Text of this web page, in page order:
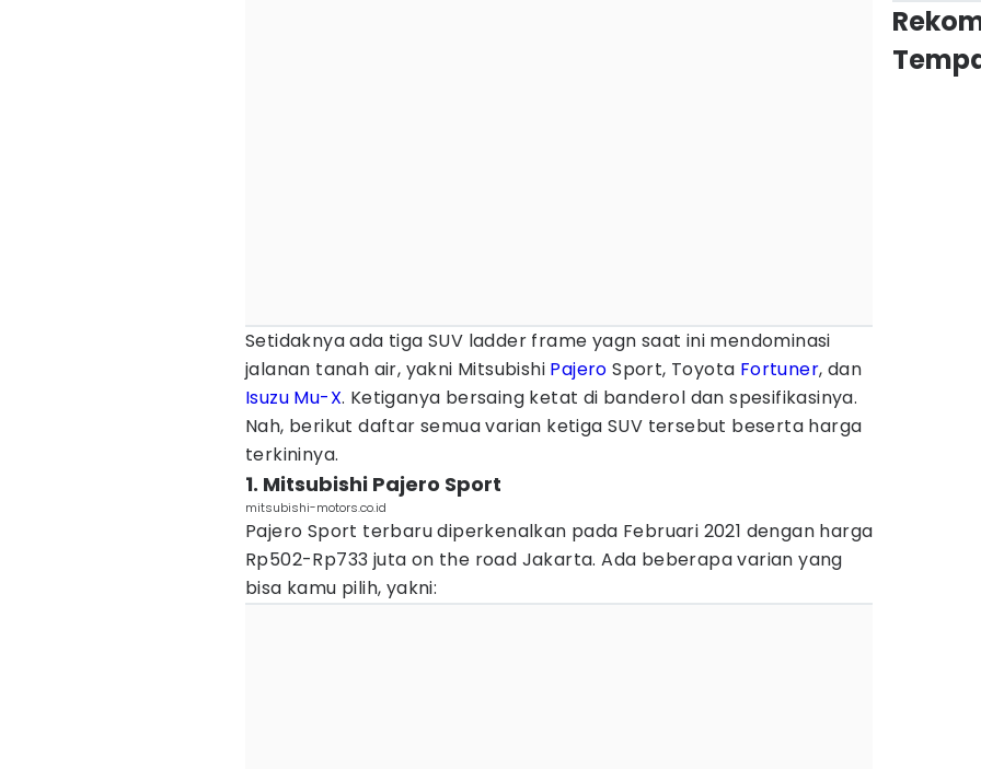
Setidaknya ada tiga SUV ladder frame yagn saat ini mendominasi
jalanan tanah air, yakni Mitsubishi Pajero Sport, Toyota Fortuner, dan
Isuzu Mu-X. Ketiganya bersaing ketat di banderol dan spesifikasinya.
Nah, berikut daftar semua varian ketiga SUV tersebut beserta harga
terkininya.
1. Mitsubishi Pajero Sport
mitsubishi-motors.co.id
Pajero Sport terbaru diperkenalkan pada Februari 2021 dengan harga
Rp502-Rp733 juta on the road Jakarta. Ada beberapa varian yang
bisa kamu pilih, yakni: